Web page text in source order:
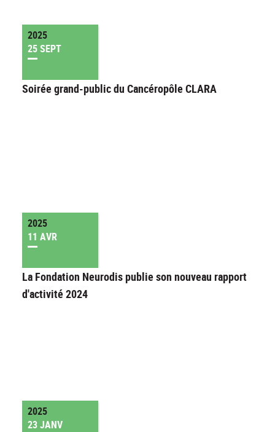
2025
25 SEPT
Soirée grand-public du Cancéropôle CLARA
2025
11 AVR
La Fondation Neurodis publie son nouveau rapport
d'activité 2024
2025
23 JANV